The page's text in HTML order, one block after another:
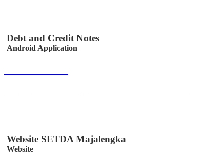
Debt and Credit Notes
Android Application
Website SETDA Majalengka
Website